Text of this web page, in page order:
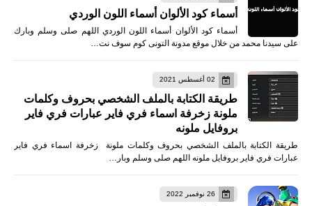
أسماء كود الألوان أسماء اللون الوردي
أسماء كود الألوان أسماء اللون الوردي اللهم صلى وسلم وبارك
على سيدنا محمد من خلال موقع مدونة التونى كوم سوف نت…
02 أغسطس 2021
طريقة الكتابة بالملف الشخصي بحروف وكلمات
ملونة زخرفة اسماء فري فاير عبارات فري فاير
بروفايل ملونه
طريقة الكتابة بالملف الشخصي بحروف وكلمات ملونة زخرفة اسماء فري فاير
عبارات فري فاير بروفايل ملونه اللهم صلى وسلم وبار…
26 نوفمبر 2022